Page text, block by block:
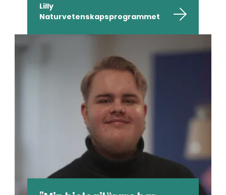
Lilly
Naturvetenskapsprogrammet